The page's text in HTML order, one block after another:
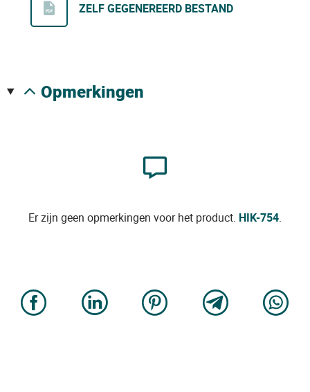
ZELF GEGENEREERD BESTAND
opmerkingen
Er zijn geen opmerkingen voor het product. HIK-754.